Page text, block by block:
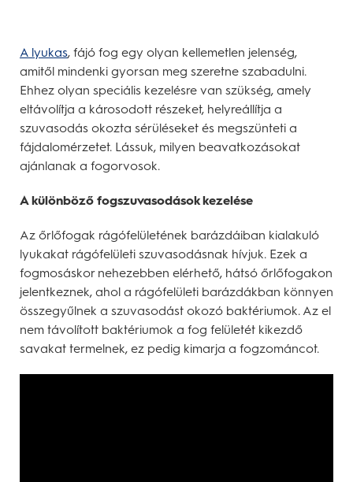
A lyukas, fájó fog egy olyan kellemetlen jelenség,
amitől mindenki gyorsan meg szeretne szabadulni.
Ehhez olyan speciális kezelésre van szükség, amely
eltávolítja a károsodott részeket, helyreállítja a
szuvasodás okozta sérüléseket és megszünteti a
fájdalomérzetet. Lássuk, milyen beavatkozásokat
ajánlanak a fogorvosok.
A különböző fogszuvasodások kezelése
Az őrlőfogak rágófelületének barázdáiban kialakuló
lyukakat rágófelületi szuvasodásnak hívjuk. Ezek a
fogmosáskor nehezebben elérhető, hátsó őrlőfogakon
jelentkeznek, ahol a rágófelületi barázdákban könnyen
összegyűlnek a szuvasodást okozó baktériumok. Az el
nem távolított baktériumok a fog felületét kikezdő
savakat termelnek, ez pedig kimarja a fogzománcot.